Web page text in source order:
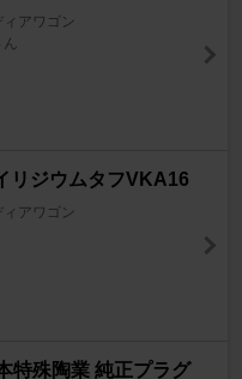
ィアワゴン
リジウムタフVKA16
ィアワゴン
特殊陶業 純正プラグ